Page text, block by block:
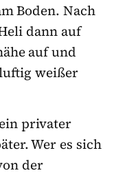
Boden. Nach
dann auf
auf und
weißer
privater
Wer es sich
der